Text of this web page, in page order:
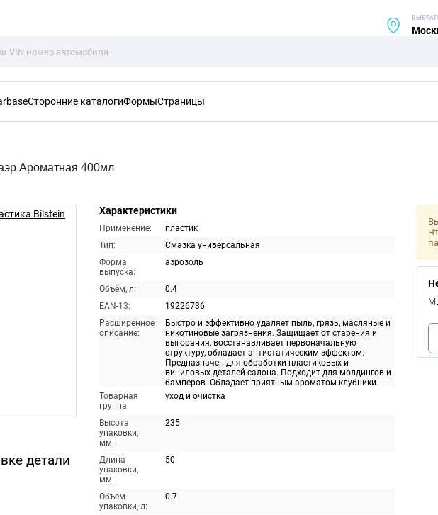
Сторонние каталогиФормыСтраницы
Ароматная 400мл
детали
Характеристики
Применение:
пластик
Тип:
Смазка универсальная
Форма
выпуска:
аэрозоль
Объём, л:
0.4
EAN-13:
19226736
Расширенное
описание:
Быстро и эффективно удаляет пыль, грязь, масляные и
никотиновые загрязнения. Защищает от старения и
выгорания, восстанавливает первоначальную
структуру, обладает антистатическим эффектом.
Предназначен для обработки пластиковых и
виниловых деталей салона. Подходит для молдингов и
бамперов. Обладает приятным ароматом клубники.
Товарная
группа:
уход и очистка
Высота
упаковки,
мм:
235
Длина
упаковки,
мм:
50
Объем
упаковки, л:
0.7